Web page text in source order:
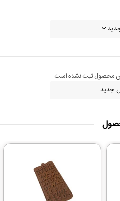
محصول ثبت نشده است.
جدید